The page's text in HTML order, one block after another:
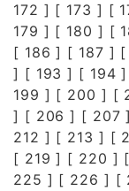
172 ] [ 173 ] [
179 ] [ 180 ] [
[ 186 ] [ 187 ] [
] [ 193 ] [ 194
199 ] [ 200 ] [
] [ 206 ] [ 207
212 ] [ 213 ] [
[ 219 ] [ 220 ] [
225 ] [ 226 ] [